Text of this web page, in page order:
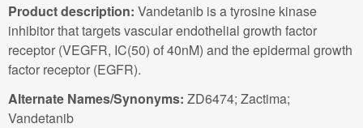
Product description: Vandetanib is a tyrosine kinase
inhibitor that targets vascular endothelial growth factor
receptor (VEGFR, IC(50) of 40nM) and the epidermal growth
factor receptor (EGFR).
Alternate Names/Synonyms: ZD6474; Zactima;
Vandetanib